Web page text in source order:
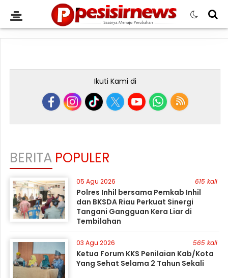
Ikuti Kami di
BERITA POPULER
05 Agu 2026 615 kali
Polres Inhil bersama Pemkab Inhil
dan BKSDA Riau Perkuat Sinergi
Tangani Gangguan Kera Liar di
Tembilahan
03 Agu 2026 565 kali
Ketua Forum KKS Penilaian Kab/Kota
Yang Sehat Selama 2 Tahun Sekali